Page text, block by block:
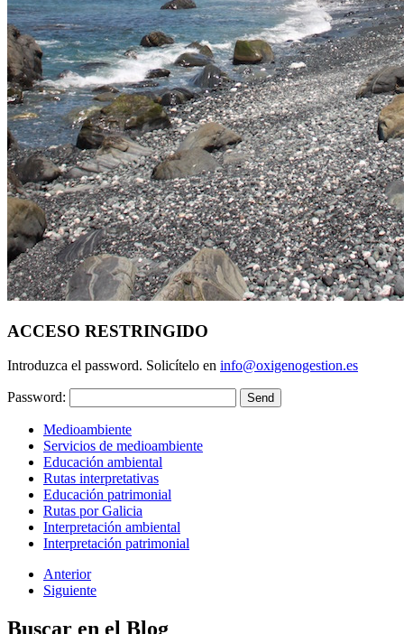
ACCESO RESTRINGIDO
Introduzca el password. Solicítelo en info@oxigenogestion.es
Password:
Medioambiente
Servicios de medioambiente
Educación ambiental
Rutas interpretativas
Educación patrimonial
Rutas por Galicia
Interpretación ambiental
Interpretación patrimonial
Anterior
Siguiente
Buscar en el Blog